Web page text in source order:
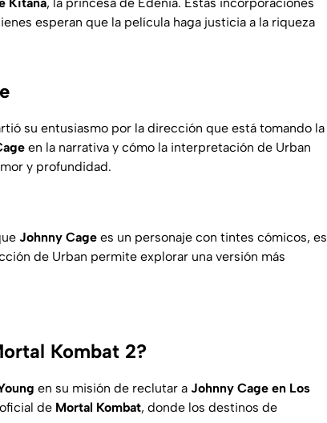
esperan que la película haga justicia a la riqueza
su entusiasmo por la dirección que está tomando la
en la narrativa y cómo la interpretación de Urban
y profundidad.
Johnny Cage es un personaje con tintes cómicos, es
de Urban permite explorar una versión más
Kombat 2?
en su misión de reclutar a Johnny Cage en Los
de Mortal Kombat, donde los destinos de